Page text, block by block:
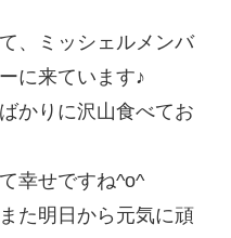
、ミッシェルメンバ
に来ています♪
かりに沢山食べてお
幸せですね^o^
た明日から元気に頑